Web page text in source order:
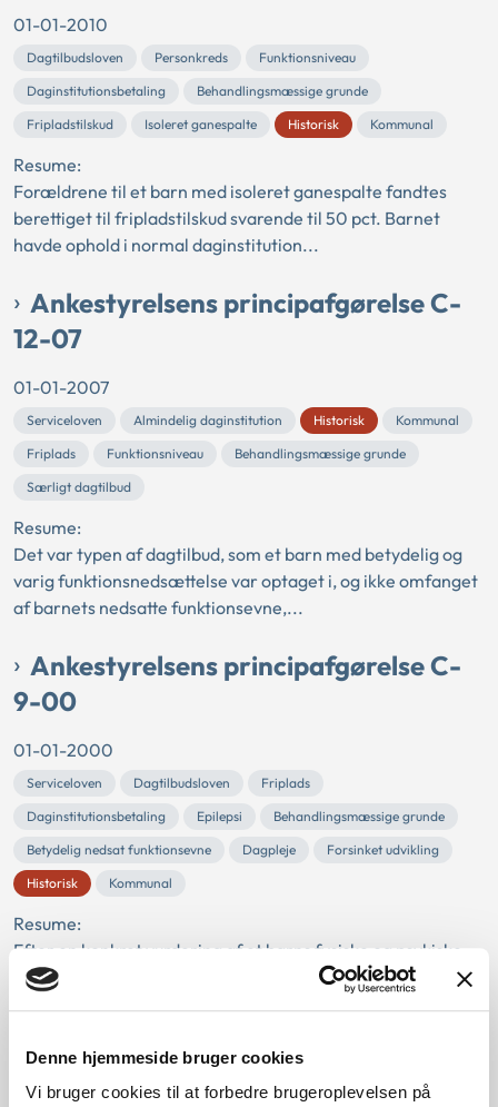
Denne hjemmeside bruger cookies
Vi bruger cookies til at forbedre brugeroplevelsen på
01-01-2010
Dagtilbudsloven Personkreds
Funktionsniveau
Daginstitutionsbetaling
Behandlingsmæssige grunde
Fripladstilskud
Isoleret ganespalte Historisk Kommunal
Resume:
Forældrene til et barn med isoleret ganespalte fandtes
berettiget til fripladstilskud svarende til 50 pct. Barnet
havde ophold i normal daginstitution...
Ankestyrelsens principafgørelse C-
12-07
01-01-2007
Serviceloven Almindelig daginstitution Historisk
Kommunal
Friplads
Funktionsniveau
Behandlingsmæssige grunde
Særligt dagtilbud
Resume:
Det var typen af dagtilbud, som et barn med betydelig og
varig funktionsnedsættelse var optaget i, og ikke omfanget
af barnets nedsatte funktionsevne,...
Ankestyrelsens principafgørelse C-
9-00
01-01-2000
Serviceloven Dagtilbudsloven
Friplads
Daginstitutionsbetaling
Epilepsi
Behandlingsmæssige grunde
Betydelig nedsat funktionsevne
Dagpleje
Forsinket udvikling
Historisk
Kommunal
Resume:
Efter en konkret vurdering af et barns fysiske og psykiske
funktionsniveau kunne barnets svære epilepsi og forsinkede
Ankestyrelsens principafgørelse O-
61-89